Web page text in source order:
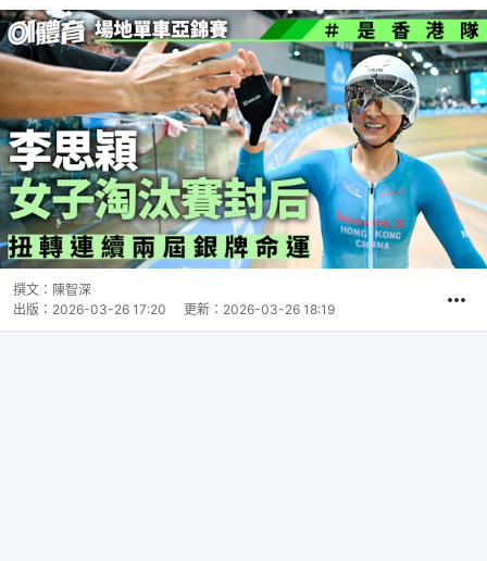
撰文： 陳智深
出版： 2026-03-26 17:20 更新： 2026-03-26 18:19